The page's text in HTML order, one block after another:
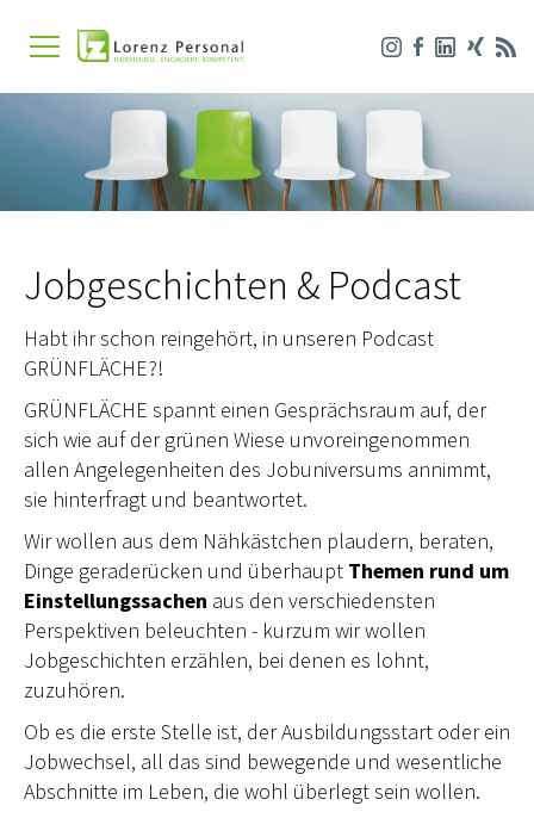
Jobgeschichten & Podcast
Habt ihr schon reingehört, in unseren Podcast
GRÜNFLÄCHE?!
GRÜNFLÄCHE spannt einen Gesprächsraum auf, der
sich wie auf der grünen Wiese unvoreingenommen
allen Angelegenheiten des Jobuniversums annimmt,
sie hinterfragt und beantwortet.
Wir wollen aus dem Nähkästchen plaudern, beraten,
Dinge geraderücken und überhaupt Themen rund um
Einstellungssachen aus den verschiedensten
Perspektiven beleuchten - kurzum wir wollen
Jobgeschichten erzählen, bei denen es lohnt,
zuzuhören.
Ob es die erste Stelle ist, der Ausbildungsstart oder ein
Jobwechsel, all das sind bewegende und wesentliche
Abschnitte im Leben, die wohl überlegt sein wollen.